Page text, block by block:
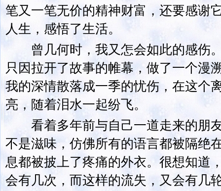
笔又一笔无价的精神财富，还要感谢
人生，感悟了生活。
曾几何时，我又怎会如此的感伤
只因拉开了故事的帷幕，做了一个漫
我的深情散落成一季的忧伤，在这个
亮，随着泪水一起纷飞。
看着多年前与自己一道走来的朋
不是滋味，仿佛所有的语言都被隔绝
息都被披上了疼痛的外衣。很想知道
会有几次，而这样的流失，又会有几